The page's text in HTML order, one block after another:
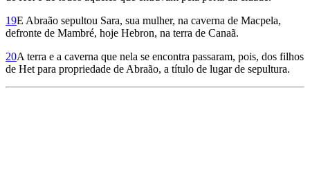
19E Abraão sepultou Sara, sua mulher, na caverna de Macpela,
defronte de Mambré, hoje Hebron, na terra de Canaã.
20A terra e a caverna que nela se encontra passaram, pois, dos filhos
de Het para propriedade de Abraão, a título de lugar de sepultura.